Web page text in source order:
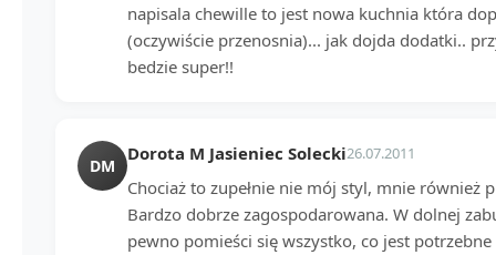
napisala chewille to jest nowa kuchnia która
(oczywiście przenosnia)... jak dojda dodatki..
bedzie super!!
DM
Dorota M Jasieniec Solecki26.07.2011
Chociaż to zupełnie nie mój styl, mnie również
Bardzo dobrze zagospodarowana. W dolnej
pewno pomieści się wszystko, co jest